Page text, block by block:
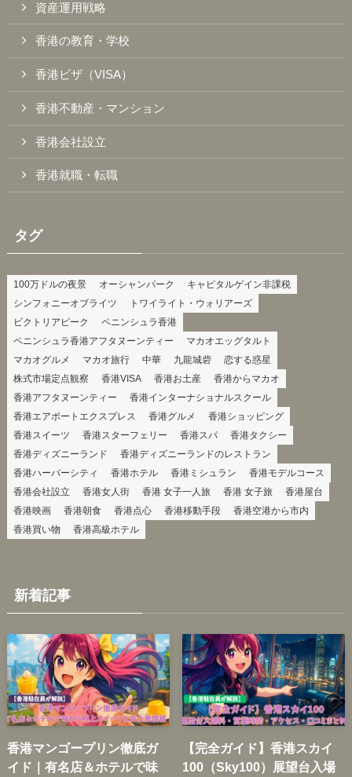
資産運用戦略
香港の教育・学校
香港ビザ（VISA）
香港不動産・マンション
香港会社設立
香港就職・転職
タグ
100万ドルの夜景 オーシャンパーク
キャピタルゲイン非課税
シンフォニーオブライツ
トワイライト・ウォリアーズ
ビクトリアピーク
ペニンシュラ香港
ペニンシュラ香港アフタヌーンティー
マカオエッグタルト
マカオグルメ
マカオ旅行 中華 九龍城砦
恋する惑星
株式市場定点観察
香港VISA 香港お土産
香港からマカオ
香港アフタヌーンティー
香港インターナショナルスクール
香港エアポートエクスプレス
香港グルメ
香港ショッピング
香港スイーツ
香港スターフェリー 香港スパ
香港タクシー
香港ディズニーランド
香港ディズニーランドのレストラン
香港ハーバーシティ
香港ホテル 香港ミシュラン
香港モデルコース
香港会社設立
香港女人街 香港 女子一人旅 香港 女子旅
香港屋台
香港映画
香港朝食 香港点心 香港移動手段
香港空港から市内
香港買い物
香港高級ホテル
新着記事
香港マンゴープリン徹底ガ
イド｜有名店＆ホテルで味
【完全ガイド】香港スカイ
100（Sky100）展望台入場